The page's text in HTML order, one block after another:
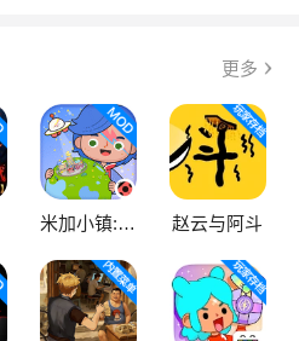
更多
米加小镇:世界 赵云与阿斗